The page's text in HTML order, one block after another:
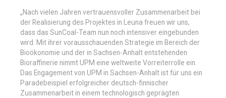
„Nach vielen Jahren vertrauensvoller Zusammenarbeit bei
der Realisierung des Projektes in Leuna freuen wir uns,
dass das SunCoal-Team nun noch intensiver eingebunden
wird. Mit ihrer vorausschauenden Strategie im Bereich der
Bioökonomie und der in Sachsen-Anhalt entstehenden
Bioraffinerie nimmt UPM eine weltweite Vorreiterrolle ein.
Das Engagement von UPM in Sachsen-Anhalt ist für uns ein
Paradebeispiel erfolgreicher deutsch-finnischer
Zusammenarbeit in einem technologisch geprägten